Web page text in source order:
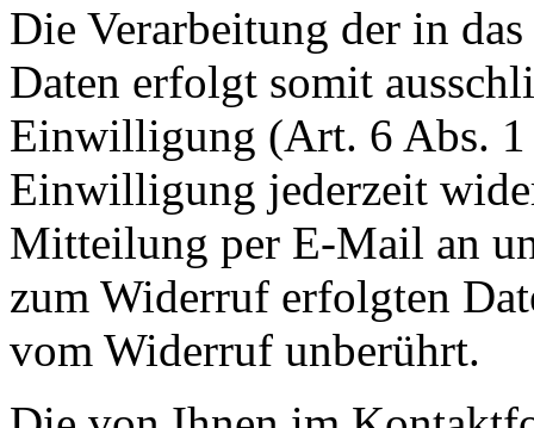
Die Verarbeitung der in
Daten erfolgt somit
Einwilligung (Art. 6 Abs. 1
Einwilligung jederzeit
Mitteilung per E-Mail an
zum Widerruf erfolgten
vom Widerruf unberührt.